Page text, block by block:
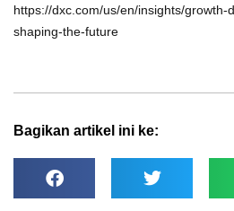
https://dxc.com/us/en/insights/growth-
shaping-the-future
Bagikan artikel ini ke: